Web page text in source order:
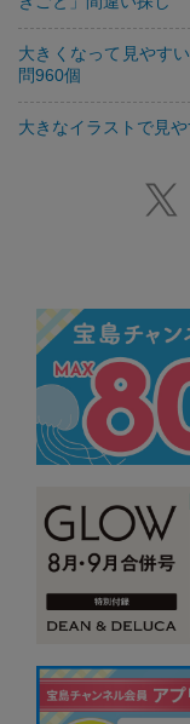
大きくなって見やす
問960個
大きなイラストで見